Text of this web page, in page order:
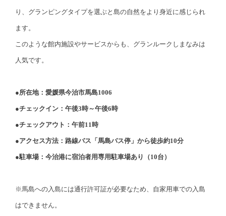
り、グランピングタイプを選ぶと島の自然をより身近に感じられ
ます。
このような館内施設やサービスからも、グランルークしまなみは
人気です。
●所在地：愛媛県今治市馬島1006
●チェックイン：午後3時～午後6時
●チェックアウト：午前11時
●アクセス方法：路線バス「馬島バス停」から徒歩約10分
●駐車場：今治港に宿泊者用専用駐車場あり（10台）
※馬島への入島には通行許可証が必要なため、自家用車での入島
はできません。